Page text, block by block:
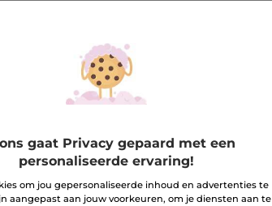
gaat Privacy gepaard met een
personaliseerde ervaring!
om jou gepersonaliseerde inhoud en advertenties te
aangepast aan jouw voorkeuren, om je diensten aan te